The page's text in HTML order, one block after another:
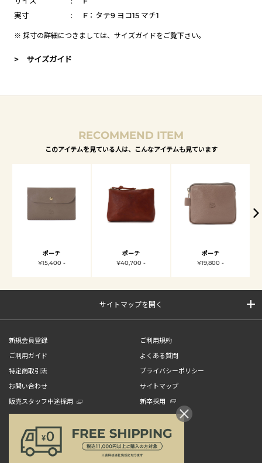
実寸
: F：タテ9 ヨコ15 マチ1
※ 採寸の詳細につきましては、 サイズガイドをご覧下さい。
> サイズガイド
RECOMMEND ITEM
このアイテムを見ている人は、こんなアイテムも見ています
ポーチ
¥15,400 -
ポーチ
¥40,700 -
ポーチ
¥19,800 -
サイトマップを開く
新規会員登録
ご利用規約
ご利用ガイド
よくある質問
特定商取引法
プライバシーポリシー
お問い合わせ
サイトマップ
販売スタッフ中途採用
新卒採用